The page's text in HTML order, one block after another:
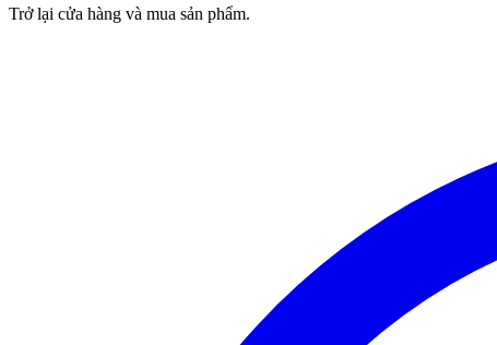
Trở lại cửa hàng và mua sản phẩm.